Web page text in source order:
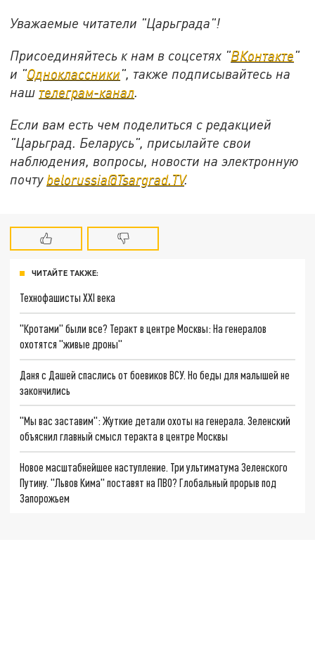
Уважаемые читатели "Царьграда"!
Присоединяйтесь к нам в соцсетях "ВКонтакте"
и "Одноклассники", также подписывайтесь на
наш телеграм-канал.
Если вам есть чем поделиться с редакцией
"Царьград. Беларусь", присылайте свои
наблюдения, вопросы, новости на электронную
почту belorussia@Tsargrad.TV.
ЧИТАЙТЕ ТАКЖЕ:
Технофашисты XXI века
"Кротами" были все? Теракт в центре Москвы: На генералов
охотятся "живые дроны"
Даня с Дашей спаслись от боевиков ВСУ. Но беды для малышей не
закончились
"Мы вас заставим": Жуткие детали охоты на генерала. Зеленский
объяснил главный смысл теракта в центре Москвы
Новое масштабнейшее наступление. Три ультиматума Зеленского
Путину. "Львов Кима" поставят на ПВО? Глобальный прорыв под
Запорожьем